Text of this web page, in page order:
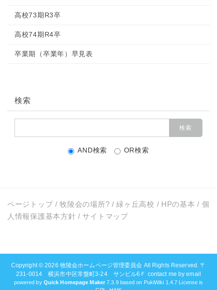
高校73期R3卒
高校74期R4卒
卒業期（卒業年）早見表
検索
AND検索 OR検索
ページトップ/牧陵会の場所? /緑ヶ丘高校 / HPの基本 / 個
人情報保護基本方針 / サイトマップ
Copyright © 2026 牧陵会ホームページ管理委員会 All Rights Reserved. 〒
231-0014 横浜市中区常盤町3-24 サンビル6Ｆ contact me by email
powered by Quick Homepage Maker7.3.9 based on PukiWiki 1.4.7 License is